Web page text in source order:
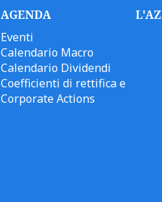
AGENDA
Eventi
Calendario Macro
Calendario Dividendi
Coefficienti di rettifica e
Corporate Actions